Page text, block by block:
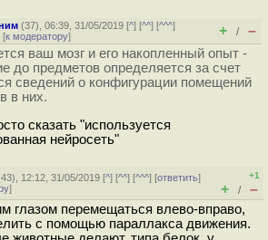
(37), 06:39, 31/05/2019 [^] [^^] [^^^]
к модератору] + / –
ваш мозг и его накопленный опыт -
до предметов определяется за счет
сведений о конфигурации помещений
в них.
сказать "используется
нейросеть"
43), 12:12, 31/05/2019 [^] [^^] [^^^] [ответить]
]
+1
+ / –
глазом перемещаться влево-вправо,
с помощью параллакса движения.